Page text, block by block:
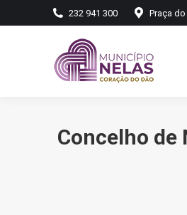
232 941 300 Praça
Concelho de